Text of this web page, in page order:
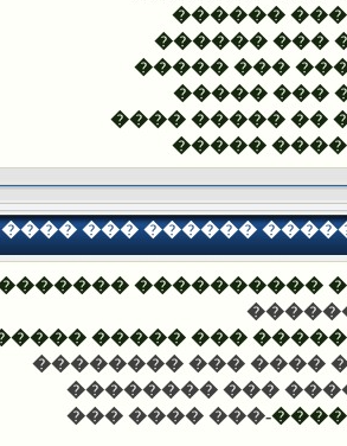
�� �����
���� ���
������� ���
���� ���
����� ��
��� �����
���� ��� ������
�� ���
���
����� �������� ���
-��� ���� ���
-��� ���� ���
-��� ���� ���